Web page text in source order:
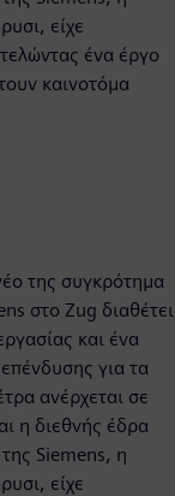
είχε
ένα έργο
καινοτόμα
της συγκρότημα
στο Zug διαθέτει
και ένα
για τα
ανέρχεται σε
η διεθνής έδρα
Siemens, η
είχε